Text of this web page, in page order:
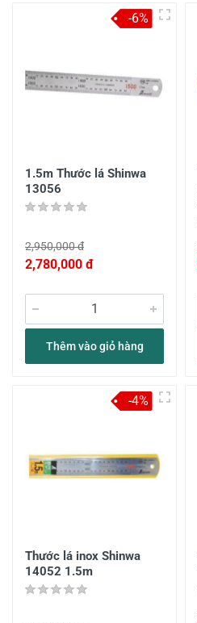
1.5m Thước lá Shinwa
13056
2,950,000 đ
2,780,000 đ
Thêm vào giỏ hàng
-6%
Thước lá inox Shinwa
14052 1.5m
-4%